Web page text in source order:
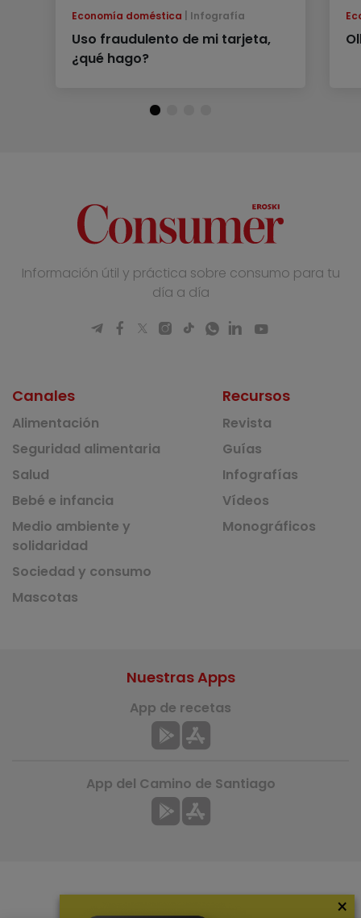
Economía doméstica Infografía
Uso fraudulento de mi tarjeta,
¿qué hago?
Información útil y práctica sobre consumo para tu
día a día
Canales
Alimentación
Seguridad alimentaria
Salud
Bebé e infancia
Medio ambiente y
solidaridad
Sociedad y consumo
Mascotas
Recursos
Revista
Guías
Infografías
Vídeos
Monográficos
Nuestras Apps
App de recetas
App del Camino de Santiago
×